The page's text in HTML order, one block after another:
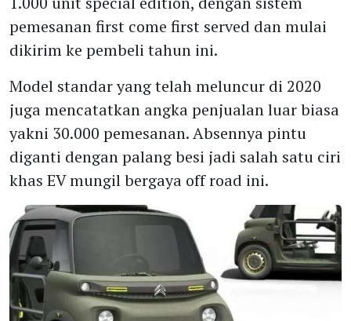
pemesanan first come first served dan mulai
dikirim ke pembeli tahun ini.
Model standar yang telah meluncur di 2020
juga mencatatkan angka penjualan luar biasa
yakni 30.000 pemesanan. Absennya pintu
diganti dengan palang besi jadi salah satu ciri
khas EV mungil bergaya off road ini.